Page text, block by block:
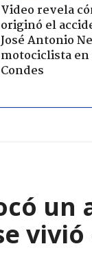
Video revela
originó el
José Antonio
motociclista en
Condes
un